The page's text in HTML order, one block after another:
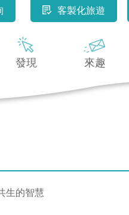
客製化旅遊
發現 來趣
生的智慧